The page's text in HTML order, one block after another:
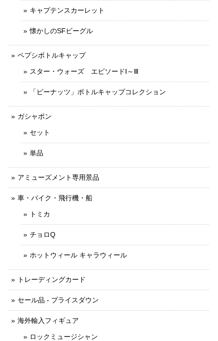
キャプテンスカーレット
懐かしのSFビーグル
ペプシボトルキャップ
スター・ウォーズ エピソードⅠ～Ⅲ
「ピーナッツ」ボトルキャップコレクション
ガシャポン
セット
単品
アミューズメント専用景品
車・バイク・飛行機・船
トミカ
チョロQ
ホットウィール キャラウィール
トレーディングカード
セール品 - プライスダウン
海外輸入フィギュア
ロックミュージシャン